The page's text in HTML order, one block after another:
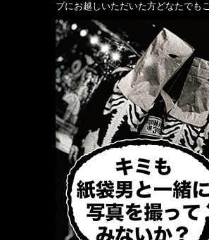
ブにお越しいただいた方どなたでも